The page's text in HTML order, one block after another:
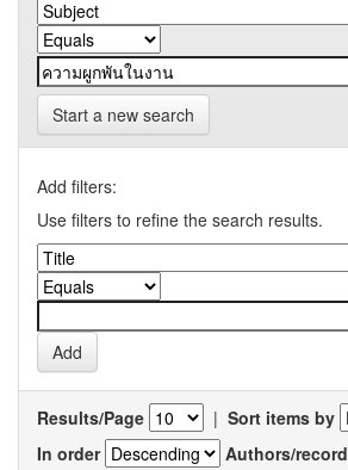
Start a new search
Add filters:
Use filters to refine the search results.
Results/Page | Sort items by
In order
Authors/record